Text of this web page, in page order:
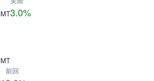
3.0%
前回